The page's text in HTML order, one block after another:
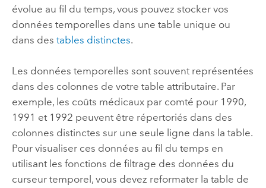
évolue au fil du temps, vous pouvez stocker vos
données temporelles dans une table unique ou
dans des tables distinctes.
Les données temporelles sont souvent représentées
dans des colonnes de votre table attributaire. Par
exemple, les coûts médicaux par comté pour 1990,
1991 et 1992 peuvent être répertoriés dans des
colonnes distinctes sur une seule ligne dans la table.
Pour visualiser ces données au fil du temps en
utilisant les fonctions de filtrage des données du
curseur temporel, vous devez reformater la table de